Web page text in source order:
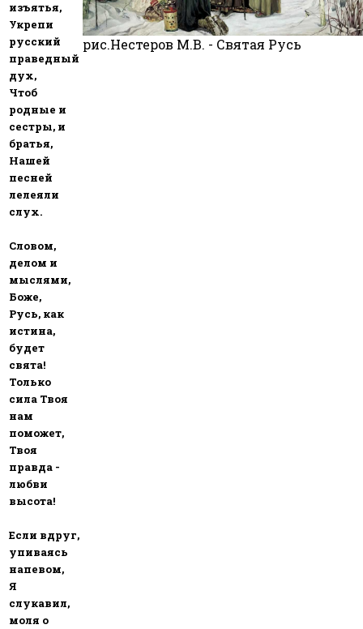
изъятья,
Укрепи
русский
праведный
дух,
Чтоб
родные и
сестры, и
братья,
Нашей
песней
лелеяли
слух.
Словом,
делом и
мыслями,
Боже,
Русь, как
истина,
будет
свята!
Только
сила Твоя
нам
поможет,
Твоя
правда -
любви
высота!
Если вдруг,
упиваясь
напевом,
Я
слукавил,
моля о
рис.Нестеров М.В. - Святая Русь